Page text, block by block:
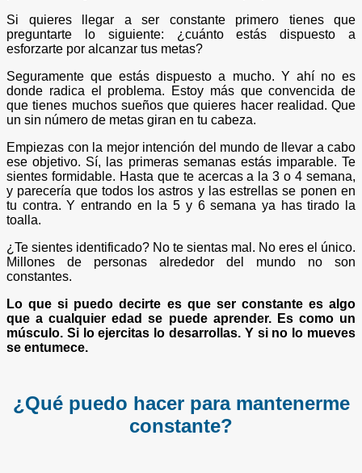
Si quieres llegar a ser constante primero tienes que
preguntarte lo siguiente: ¿cuánto estás dispuesto a
esforzarte por alcanzar tus metas?
Seguramente que estás dispuesto a mucho. Y ahí no es
donde radica el problema. Estoy más que convencida de
que tienes muchos sueños que quieres hacer realidad. Que
un sin número de metas giran en tu cabeza.
Empiezas con la mejor intención del mundo de llevar a cabo
ese objetivo. Sí, las primeras semanas estás imparable. Te
sientes formidable. Hasta que te acercas a la 3 o 4 semana,
y parecería que todos los astros y las estrellas se ponen en
tu contra. Y entrando en la 5 y 6 semana ya has tirado la
toalla.
¿Te sientes identificado? No te sientas mal. No eres el único.
Millones de personas alrededor del mundo no son
constantes.
Lo que si puedo decirte es que ser constante es algo
que a cualquier edad se puede aprender. Es como un
músculo. Si lo ejercitas lo desarrollas. Y si no lo mueves
se entumece.
¿Qué puedo hacer para mantenerme
constante?